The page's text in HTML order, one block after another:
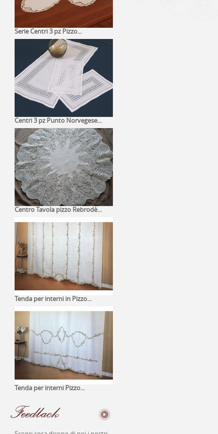
Serie Centri 3 pz Pizzo...
Centri 3 pz Punto Norvegese...
Centro Tavola pizzo Rebrodè...
Tenda per interni in Pizzo...
Tenda per interni Pizzo...
Feedback